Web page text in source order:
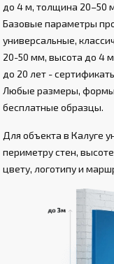
до 4 м, толщина 20–50
Базовые параметры
универсальные,
20-50 мм, высота до 4
до 20 лет -
Любые размеры, формы
бесплатные образцы.
Для объекта в Калуге
периметру стен,
цвету, логотипу и